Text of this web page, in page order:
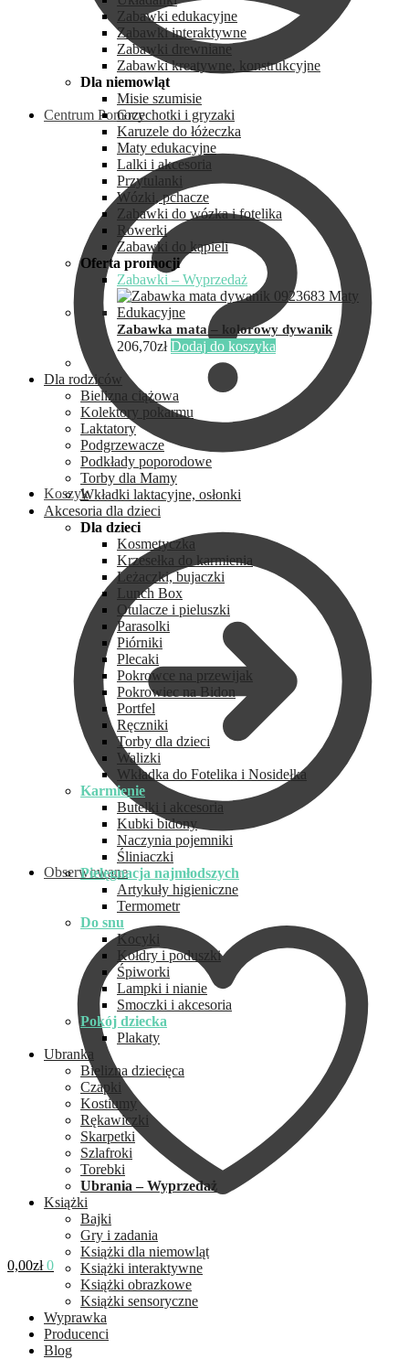
Centrum Pomocy
Koszyk
Obserwowane
0,00zł 0
Zabawki edukacyjne
Zabawki interaktywne
Zabawki drewniane
Zabawki kreatywne, konstrukcyjne
Dla niemowląt
Misie szumisie
Grzechotki i gryzaki
Karuzele do łóżeczka
Maty edukacyjne
Lalki i akcesoria
Przytulanki
Wózki, pchacze
Zabawki do wózka i fotelika
Rowerki
Zabawki do kąpieli
Oferta promocji
Zabawki – Wyprzedaż
Zabawka mata – kolorowy dywanik
206,70zł Dodaj do koszyka
Dla rodziców
Bielizna ciążowa
Kolektory pokarmu
Laktatory
Podgrzewacze
Podkłady poporodowe
Torby dla Mamy
Wkładki laktacyjne, osłonki
Akcesoria dla dzieci
Dla dzieci
Kosmetyczka
Krzesełka do karmienia
Leżaczki, bujaczki
Lunch Box
Otulacze i pieluszki
Parasolki
Piórniki
Plecaki
Pokrowce na przewijak
Pokrowiec na Bidon
Portfel
Ręczniki
Torby dla dzieci
Walizki
Wkładka do Fotelika i Nosidełka
Karmienie
Butelki i akcesoria
Kubki bidony
Naczynia pojemniki
Śliniaczki
Pielęgnacja najmłodszych
Artykuły higieniczne
Termometr
Do snu
Kocyki
Kołdry i poduszki
Śpiworki
Lampki i nianie
Smoczki i akcesoria
Pokój dziecka
Plakaty
Ubranka
Bielizna dziecięca
Czapki
Kostiumy
Rękawiczki
Skarpetki
Szlafroki
Torebki
Ubrania – Wyprzedaż
Książki
Bajki
Gry i zadania
Książki dla niemowląt
Książki interaktywne
Książki obrazkowe
Książki sensoryczne
Wyprawka
Producenci
Blog